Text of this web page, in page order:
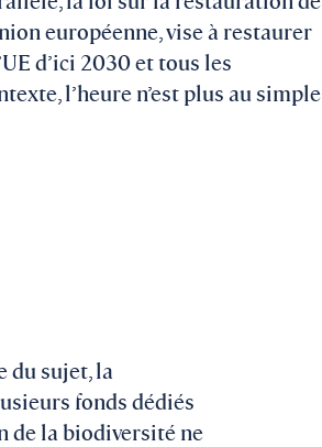
européenne, vise à restaurer
d’ici 2030 et tous les
l’heure n’est plus au simple
du sujet, la
fonds dédiés
de la biodiversité ne